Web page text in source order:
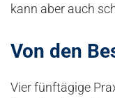
kann aber auch
Von den
Vier fünftägige